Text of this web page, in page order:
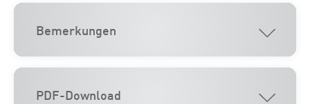
Bemerkungen
PDF-Download